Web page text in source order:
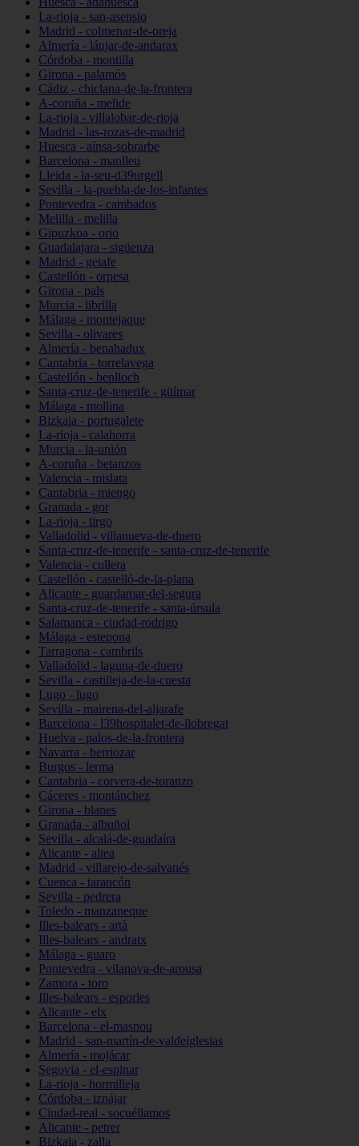
La-rioja - san-asensio
Madrid - colmenar-de-oreja
Almería - láujar-de-andarax
Córdoba - montilla
Girona - palamós
Cádiz - chiclana-de-la-frontera
A-coruña - melide
La-rioja - villalobar-de-rioja
Madrid - las-rozas-de-madrid
Huesca - aínsa-sobrarbe
Barcelona - manlleu
Lleida - la-seu-d39urgell
Sevilla - la-puebla-de-los-infantes
Pontevedra - cambados
Melilla - melilla
Gipuzkoa - orio
Guadalajara - sigüenza
Madrid - getafe
Castellón - orpesa
Girona - pals
Murcia - librilla
Málaga - montejaque
Sevilla - olivares
Almería - benahadux
Cantabria - torrelavega
Castellón - benlloch
Santa-cruz-de-tenerife - güímar
Málaga - mollina
Bizkaia - portugalete
La-rioja - calahorra
Murcia - la-unión
A-coruña - betanzos
Valencia - mislata
Cantabria - miengo
Granada - gor
La-rioja - tirgo
Valladolid - villanueva-de-duero
Santa-cruz-de-tenerife - santa-cruz-de-tenerife
Valencia - cullera
Castellón - castelló-de-la-plana
Alicante - guardamar-del-segura
Santa-cruz-de-tenerife - santa-úrsula
Salamanca - ciudad-rodrigo
Málaga - estepona
Tarragona - cambrils
Valladolid - laguna-de-duero
Sevilla - castilleja-de-la-cuesta
Lugo - lugo
Sevilla - mairena-del-aljarafe
Barcelona - l39hospitalet-de-llobregat
Huelva - palos-de-la-frontera
Navarra - berriozar
Burgos - lerma
Cantabria - corvera-de-toranzo
Cáceres - montánchez
Girona - blanes
Granada - albuñol
Sevilla - alcalá-de-guadaíra
Alicante - altea
Madrid - villarejo-de-salvanés
Cuenca - tarancón
Sevilla - pedrera
Toledo - manzaneque
Illes-balears - artà
Illes-balears - andratx
Málaga - guaro
Pontevedra - vilanova-de-arousa
Zamora - toro
Illes-balears - esporles
Alicante - elx
Barcelona - el-masnou
Madrid - san-martín-de-valdeiglesias
Almería - mojácar
Segovia - el-espinar
La-rioja - hormilleja
Córdoba - iznájar
Ciudad-real - socuéllamos
Alicante - petrer
Bizkaia - zalla